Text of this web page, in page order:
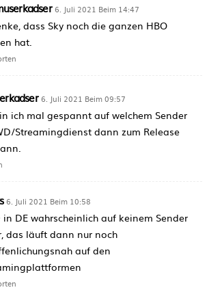
6. Juli 2021 Beim 14:47
dass Sky noch die ganzen HBO
hat.
6. Juli 2021 Beim 09:57
ich mal gespannt auf welchem Sender
Streamingdienst dann zum Release
6. Juli 2021 Beim 10:58
in DE wahrscheinlich auf keinem Sender
das läuft dann nur noch
auf den